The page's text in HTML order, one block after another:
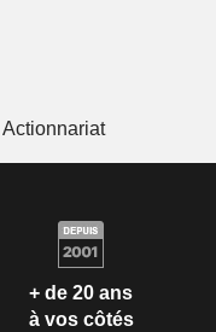
Actionnariat
+ de 20 ans
à vos côtés